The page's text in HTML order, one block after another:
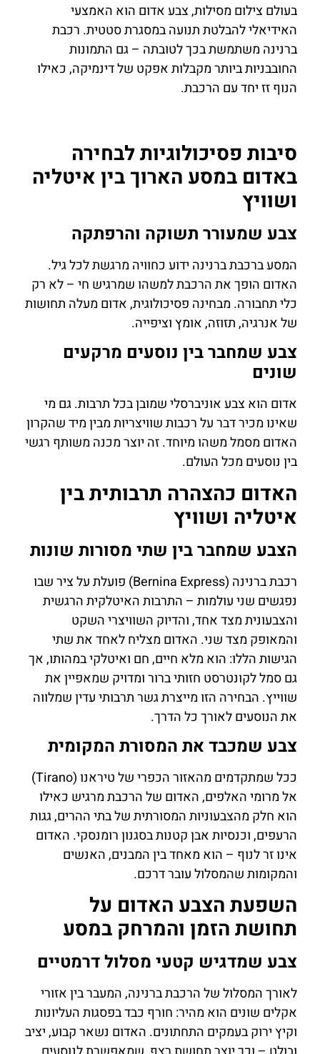
בעולם צילום מסילות, צבע אדום הוא האמצעי
האידיאלי להבלטת תנועה במסגרת סטטית. רכבת
ברנינה משתמשת בכך לטובתה – גם התמונות
החובבניות ביותר מקבלות אפקט של דינמיקה, כאילו
הנוף זז יחד עם הרכבת.
סיבות פסיכולוגיות לבחירה
באדום במסע הארוך בין איטליה
ושוויץ
צבע שמעורר תשוקה והרפתקה
המסע ברכבת ברנינה ידוע כחוויה מרגשת לכל גיל.
האדום הופך את הרכבת למשהו שמרגיש חי – לא רק
כלי תחבורה. מבחינה פסיכולוגית, אדום מעלה תחושות
של אנרגיה, תזוזה, אומץ וציפייה.
צבע שמחבר בין נוסעים מרקעים
שונים
אדום הוא צבע אוניברסלי שמובן בכל תרבות. גם מי
שאינו מכיר דבר על רכבות שוויצריות מבין מיד שהקרון
האדום מסמל משהו מיוחד. זה יוצר מכנה משותף רגשי
בין נוסעים מכל העולם.
האדום כהצהרה תרבותית בין
איטליה ושוויץ
הצבע שמחבר בין שתי מסורות שונות
רכבת ברנינה (Bernina Express) פועלת על ציר שבו
נפגשים שני עולמות – התרבות האיטלקית הרגשית
והצבעונית מצד אחד, והדיוק השוויצרי השקט
והמאופק מצד שני. האדום מצליח לאחד את שתי
הגישות הללו: הוא מלא חיים, חם ואיטלקי במהותו, אך
גם סמל לקונטרסט חזותי ברור ומדויק שמאפיין את
שווייץ. הבחירה הזו מייצרת גשר תרבותי עדין שמלווה
את הנוסעים לאורך כל הדרך.
צבע שמכבד את המסורת המקומית
ככל שמתקדמים מהאזור הכפרי של טיראנו (Tirano)
אל מרומי האלפים, האדום של הרכבת מרגיש כאילו
הוא חלק מהצבעוניות המסורתית של בתי ההרים, גגות
הרעפים, וכנסיות אבן קטנות בסגנון רומנסקי. האדום
אינו זר לנוף – הוא מאחד בין המבנים, האנשים
והמקומות שהמסלול עובר דרכם.
השפעת הצבע האדום על
תחושת הזמן והמרחק במסע
צבע שמדגיש קטעי מסלול דרמטיים
לאורך המסלול של הרכבת ברנינה, המעבר בין אזורי
אקלים שונים הוא מהיר: חורף כבד בפסגות העליונות
וקיץ ירוק בעמקים התחתונים. האדום נשאר קבוע, יציב